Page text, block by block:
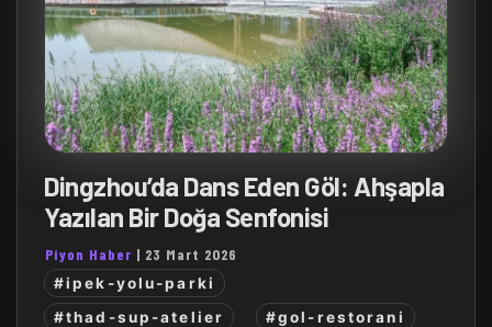
Dingzhou’da Dans Eden Göl: Ahşapla
Yazılan Bir Doğa Senfonisi
Piyon Haber | 23 Mart 2026
#ipek-yolu-parki
#thad-sup-atelier
#gol-restorani